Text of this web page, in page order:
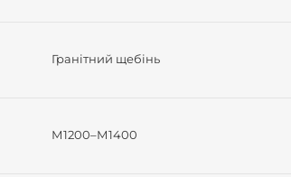
Гранітний щебінь
М1200–М1400